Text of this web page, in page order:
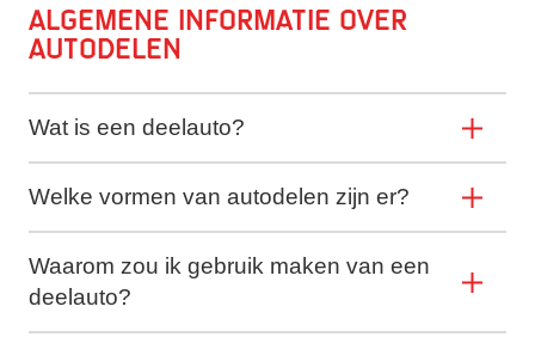
Algemene informatie over
autodelen
Wat is een deelauto?
Welke vormen van autodelen zijn er?
Waarom zou ik gebruik maken van een
deelauto?